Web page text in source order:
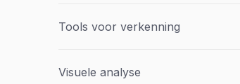
Tools voor verkenning
Visuele analyse